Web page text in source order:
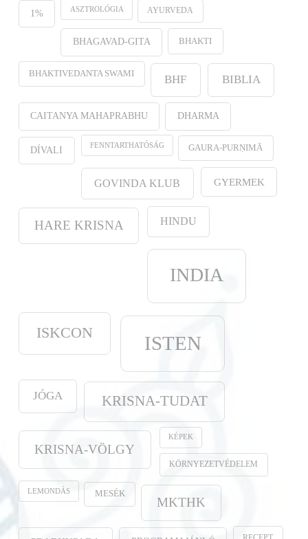
1% ASZTROLÓGIA AYURVEDA
BHAGAVAD-GITA BHAKTI
BHAKTIVEDANTA SWAMI BHF BIBLIA
CAITANYA MAHAPRABHU DHARMA
DÍVALI FENNTARTHATÓSÁG GAURA-PURṆIMĀ
GOVINDA KLUB GYERMEK
HARE KRISNA HINDU
INDIA
ISKCON ISTEN
JÓGA KRISNA-TUDAT
KRISNA-VÖLGY
KÉPEK
KÖRNYEZETVÉDELEM
LEMONDÁS MESÉK
MKTHK